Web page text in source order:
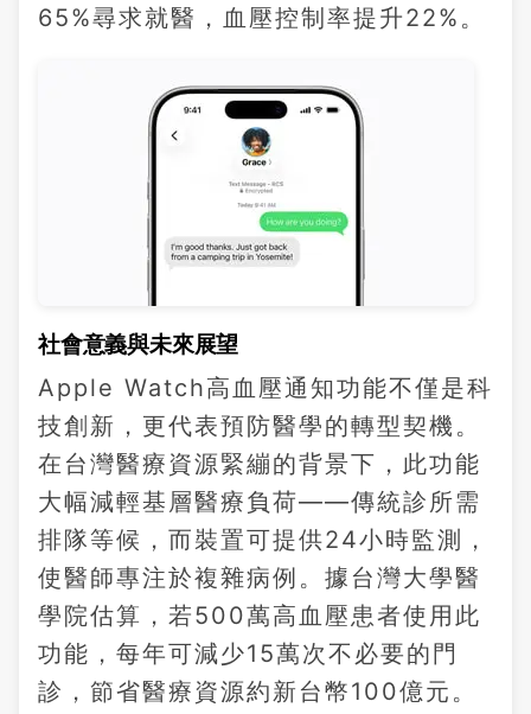
65%尋求就醫，血壓控制率提升22%。
社會意義與未來展望
Apple Watch高血壓通知功能不僅是科
技創新，更代表預防醫學的轉型契機。
在台灣醫療資源緊繃的背景下，此功能
大幅減輕基層醫療負荷——傳統診所需
排隊等候，而裝置可提供24小時監測，
使醫師專注於複雜病例。據台灣大學醫
學院估算，若500萬高血壓患者使用此
功能，每年可減少15萬次不必要的門
診，節省醫療資源約新台幣100億元。